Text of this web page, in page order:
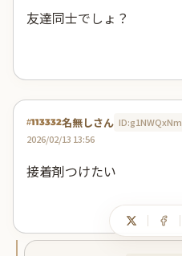
友達同士でしょ？
#113332名無しさん ID:g1NWQxNm
2026/02/13 13:56
接着剤つけたい